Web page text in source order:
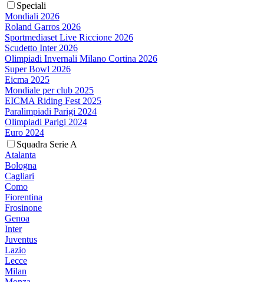
Speciali
Mondiali 2026
Roland Garros 2026
Sportmediaset Live Riccione 2026
Scudetto Inter 2026
Olimpiadi Invernali Milano Cortina 2026
Super Bowl 2026
Eicma 2025
Mondiale per club 2025
EICMA Riding Fest 2025
Paralimpiadi Parigi 2024
Olimpiadi Parigi 2024
Euro 2024
Squadra Serie A
Atalanta
Bologna
Cagliari
Como
Fiorentina
Frosinone
Genoa
Inter
Juventus
Lazio
Lecce
Milan